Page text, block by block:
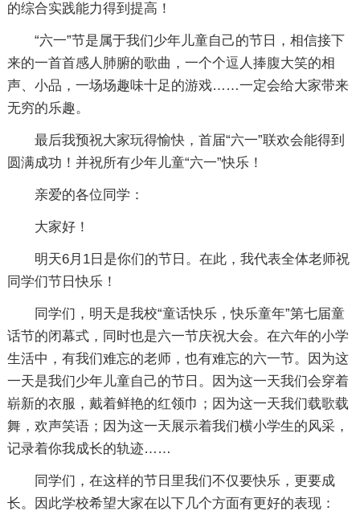
的综合实践能力得到提高！
“六一”节是属于我们少年儿童自己的节日，相信接下
来的一首首感人肺腑的歌曲，一个个逗人捧腹大笑的相
声、小品，一场场趣味十足的游戏……一定会给大家带来
无穷的乐趣。
最后我预祝大家玩得愉快，首届“六一”联欢会能得到
圆满成功！并祝所有少年儿童“六一”快乐！
亲爱的各位同学：
大家好！
明天6月1日是你们的节日。在此，我代表全体老师祝
同学们节日快乐！
同学们，明天是我校“童话快乐，快乐童年”第七届童
话节的闭幕式，同时也是六一节庆祝大会。在六年的小学
生活中，有我们难忘的老师，也有难忘的六一节。因为这
一天是我们少年儿童自己的节日。因为这一天我们会穿着
崭新的衣服，戴着鲜艳的红领巾；因为这一天我们载歌载
舞，欢声笑语；因为这一天展示着我们横小学生的风采，
记录着你我成长的轨迹……
同学们，在这样的节日里我们不仅要快乐，更要成
长。因此学校希望大家在以下几个方面有更好的表现：